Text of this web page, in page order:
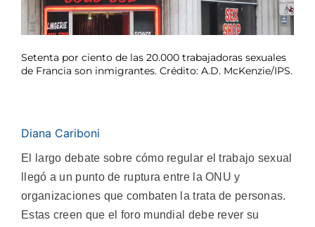
Setenta por ciento de las 20.000 trabajadoras sexuales
de Francia son inmigrantes. Crédito: A.D. McKenzie/IPS.
Diana Cariboni
El largo debate sobre cómo regular el trabajo sexual
llegó a un punto de ruptura entre la ONU y
organizaciones que combaten la trata de personas.
Estas creen que el foro mundial debe rever su